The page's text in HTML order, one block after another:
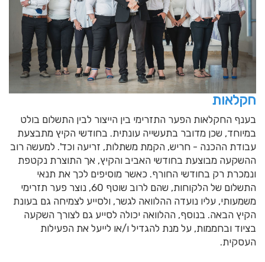
חקלאות
בענף החקלאות הפער התזרימי בין הייצור לבין התשלום בולט
במיוחד, שכן מדובר בתעשייה עונתית. בחודשי הקיץ מתבצעת
עבודת ההכנה - חריש, הקמת משתלות, זריעה וכד'. למעשה רוב
ההשקעה מבוצעת בחודשי האביב והקיץ, אך התוצרת נקטפת
ונמכרת רק בחודשי החורף. כאשר מוסיפים לכך את תנאי
התשלום של הלקוחות, שהם לרוב שוטף 60, נוצר פער תזרימי
משמעותי, עליו נועדה ההלוואה לגשר, ולסייע לצמיחה גם בעונת
הקיץ הבאה. בנוסף, ההלוואה יכולה לסייע גם לצורך השקעה
בציוד ובחממות, על מנת להגדיל ו/או לייעל את הפעילות
העסקית.